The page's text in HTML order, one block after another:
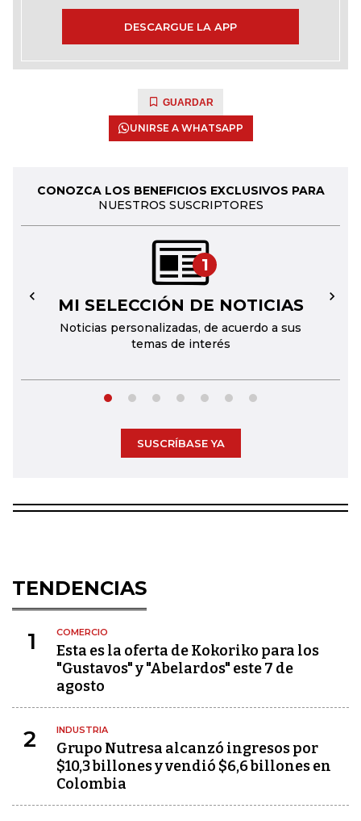
DESCARGUE LA APP
GUARDAR
UNIRSE A WHATSAPP
CONOZCA LOS BENEFICIOS EXCLUSIVOS PARA
NUESTROS SUSCRIPTORES
1
MI SELECCIÓN DE NOTICIAS
Noticias personalizadas, de acuerdo a sus
temas de interés
← →
SUSCRÍBASE YA
TENDENCIAS
1 COMERCIO
Esta es la oferta de Kokoriko para los
"Gustavos" y "Abelardos" este 7 de
agosto
2 INDUSTRIA
Grupo Nutresa alcanzó ingresos por
$10,3 billones y vendió $6,6 billones en
Colombia